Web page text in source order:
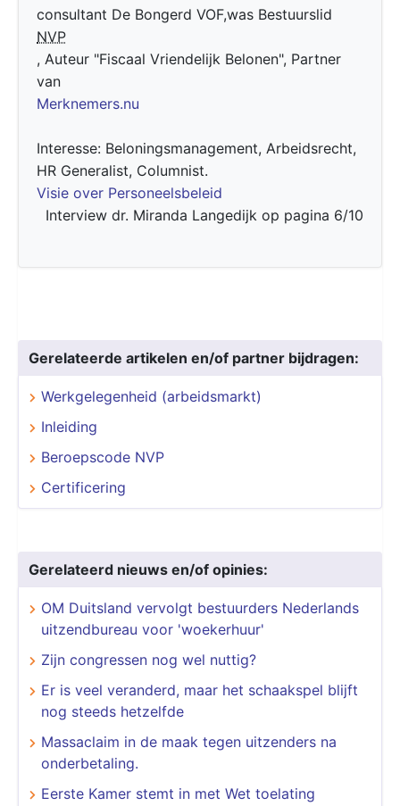
consultant De Bongerd VOF,was Bestuurslid
NVP
, Auteur "Fiscaal Vriendelijk Belonen", Partner
van
Merknemers.nu
Interesse: Beloningsmanagement, Arbeidsrecht,
HR Generalist, Columnist.
Visie over Personeelsbeleid
Interview dr. Miranda Langedijk op pagina 6/10
Gerelateerde artikelen en/of partner bijdragen:
Werkgelegenheid (arbeidsmarkt)
Inleiding
Beroepscode NVP
Certificering
Gerelateerd nieuws en/of opinies:
OM Duitsland vervolgt bestuurders Nederlands
uitzendbureau voor 'woekerhuur'
Zijn congressen nog wel nuttig?
Er is veel veranderd, maar het schaakspel blijft
nog steeds hetzelfde
Massaclaim in de maak tegen uitzenders na
onderbetaling.
Eerste Kamer stemt in met Wet toelating